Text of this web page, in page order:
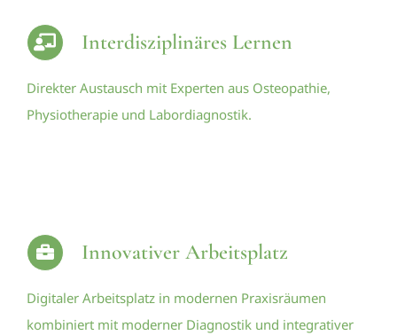
Interdisziplinäres Lernen
Direkter Austausch mit Experten aus Osteopathie,
Physiotherapie und Labordiagnostik.
Innovativer Arbeitsplatz
Digitaler Arbeitsplatz in modernen Praxisräumen
kombiniert mit moderner Diagnostik und integrativer